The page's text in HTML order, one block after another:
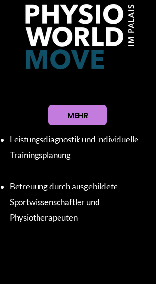
MEHR
Leistungsdiagnostik und individuelle
Trainingsplanung
Betreuung durch ausgebildete
Sportwissenschaftler und
Physiotherapeuten